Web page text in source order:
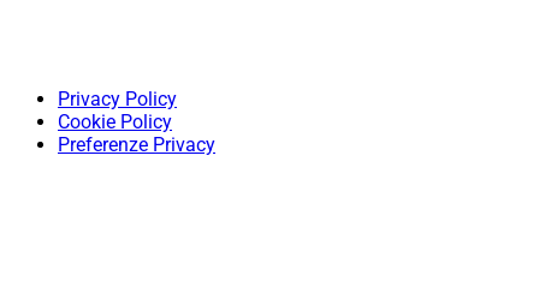
Privacy Policy
Cookie Policy
Preferenze Privacy